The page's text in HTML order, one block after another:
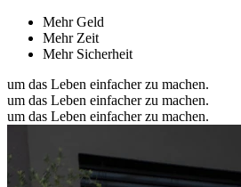
Mehr Geld
Mehr Zeit
Mehr Sicherheit
um das Leben einfacher zu machen.
um das Leben einfacher zu machen.
um das Leben einfacher zu machen.